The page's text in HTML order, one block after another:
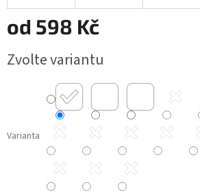
od 598 Kč
cena:
Zvolte variantu
Varianta